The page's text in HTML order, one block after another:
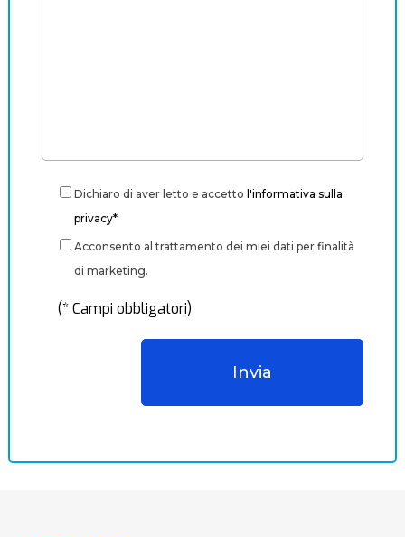
Dichiaro di aver letto e accetto l'informativa sulla
privacy*
Acconsento al trattamento dei miei dati per finalità
di marketing.
(* Campi obbligatori)